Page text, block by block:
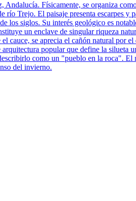
Físicamente, se organiza
Trejo. El paisaje presenta escarpes y
los siglos. Su interés geológico es
un enclave de singular riqueza
cauce, se aprecia el cañón natural por
popular que define la silueta
como un "pueblo en la roca". El
del invierno.